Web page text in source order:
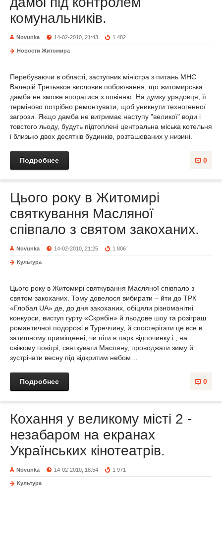
комунальників.
Novunka 14-02-2010, 21:43 1 482
Новости Житомира
Перебуваючи в області, заступник міністра з питань МНС
Валерій Третьяков висловив побоювання, що житомирська
дамба не зможе впоратися з повінню. На думку урядовця, її
терміново потрібно ремонтувати, щоб уникнути техногенної
загрози. Якщо дамба не витримає наступу "великої" води і
товстого льоду, будуть підтоплені центральна міська котельня
і близько двох десятків будинків, розташованих у низині.
0
Подробнее
Цього року в Житомирі
святкування Масляної
співпало з святом закоханих.
Novunka 14-02-2010, 21:25 1 806
Культура
Цього року в Житомирі святкування Масляної співпало з
святом закоханих. Тому довелося вибирати – йти до ТРК
«Глобал UA» де, до дня закоханих, обіцяли різноманітні
конкурси, виступ гурту «Скрябін» й льодове шоу та розіграш
романтичної подорожі в Туреччину, й спостерігати це все в
затишному приміщенні, чи піти в парк відпочинку і , на
свіжому повітрі, святкувати Масляну, проводжати зиму й
зустрічати весну під відкритим небом…
0
Подробнее
Кохання у великому місті 2 -
незабаром на екранах
Українських кінотеатрів.
Novunka 14-02-2010, 18:54 1 971
Культура